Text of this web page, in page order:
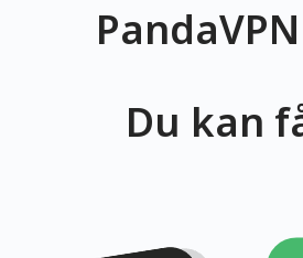
Du kan